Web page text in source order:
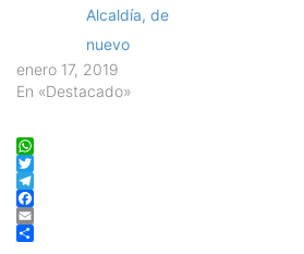
Alcaldía, de
nuevo
enero 17, 2019
En «Destacado»
WhatsApp
Twitter
Telegram
Facebook
Email